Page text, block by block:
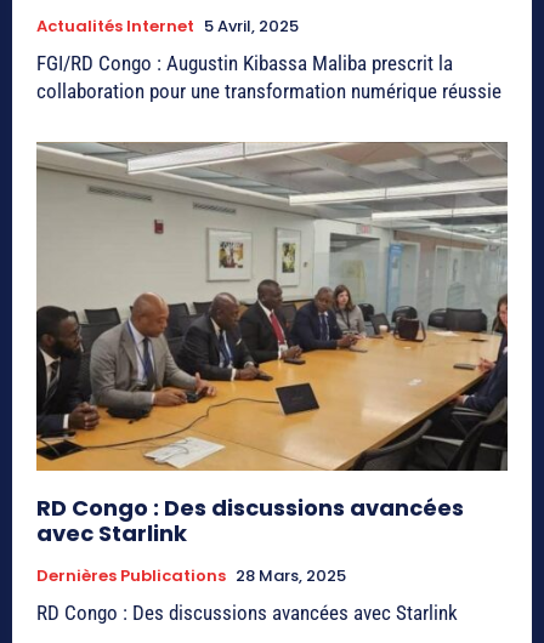
Actualités Internet 5 Avril, 2025
FGI/RD Congo : Augustin Kibassa Maliba prescrit la
collaboration pour une transformation numérique réussie
RD Congo : Des discussions avancées
avec Starlink
Dernières Publications 28 Mars, 2025
RD Congo : Des discussions avancées avec Starlink